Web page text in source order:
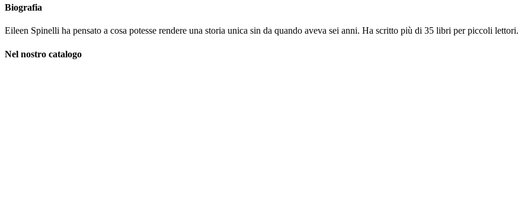
Biografia
Eileen Spinelli ha pensato a cosa potesse rendere una storia unica sin da quando aveva sei anni. Ha scritto più di 35 libri per piccoli lettori.
Nel nostro catalogo